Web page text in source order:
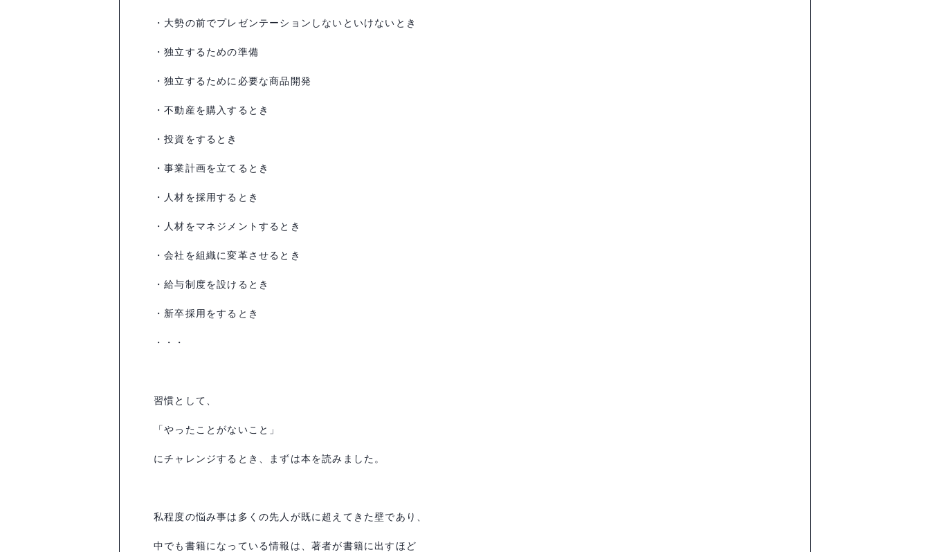
・大勢の前でプレゼンテーションしないといけないとき
・独立するための準備
・独立するために必要な商品開発
・不動産を購入するとき
・投資をするとき
・事業計画を立てるとき
・人材を採用するとき
・人材をマネジメントするとき
・会社を組織に変革させるとき
・給与制度を設けるとき
・新卒採用をするとき
・・・
習慣として、
「やったことがないこと」
にチャレンジするとき、まずは本を読みました。
私程度の悩み事は多くの先人が既に超えてきた壁であり、
中でも書籍になっている情報は、著者が書籍に出すほど